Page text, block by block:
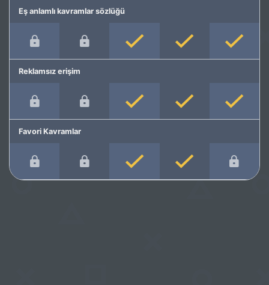
Eş anlamlı kavramlar sözlüğü
Reklamsız erişim
Favori Kavramlar